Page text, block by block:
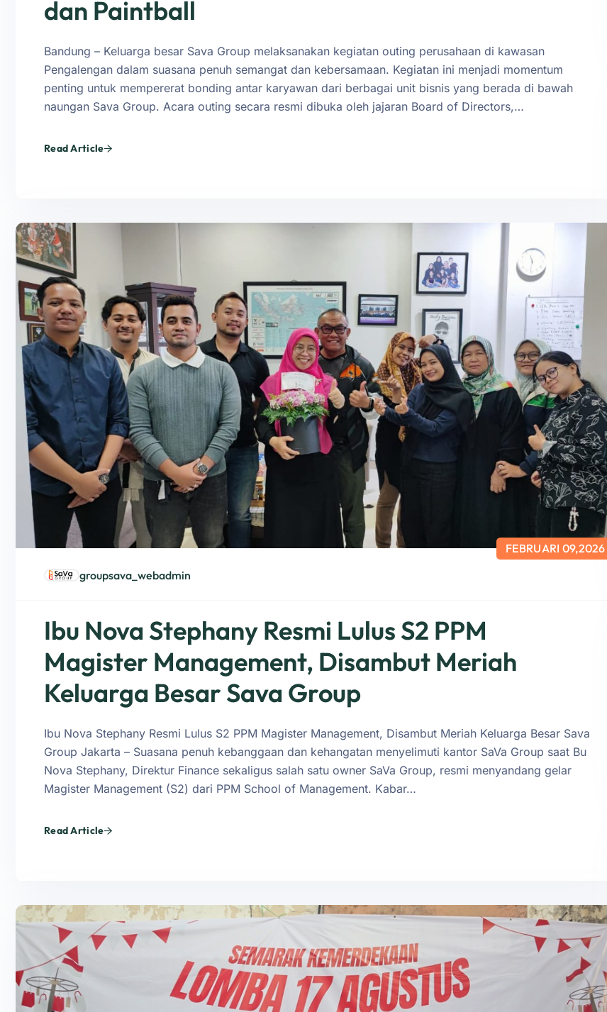
dan Paintball
Bandung – Keluarga besar Sava Group melaksanakan kegiatan outing perusahaan di kawasan
Pengalengan dalam suasana penuh semangat dan kebersamaan. Kegiatan ini menjadi momentum
penting untuk mempererat bonding antar karyawan dari berbagai unit bisnis yang berada di bawah
naungan Sava Group. Acara outing secara resmi dibuka oleh jajaran Board of Directors,…
Read Article
groupsava_webadmin
FEBRUARI 09,2026
Ibu Nova Stephany Resmi Lulus S2 PPM
Magister Management, Disambut Meriah
Keluarga Besar Sava Group
Ibu Nova Stephany Resmi Lulus S2 PPM Magister Management, Disambut Meriah Keluarga Besar Sava
Group Jakarta – Suasana penuh kebanggaan dan kehangatan menyelimuti kantor SaVa Group saat Bu
Nova Stephany, Direktur Finance sekaligus salah satu owner SaVa Group, resmi menyandang gelar
Magister Management (S2) dari PPM School of Management. Kabar…
Read Article